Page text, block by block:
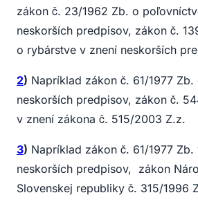
zákon č. 23/1962 Zb. o
neskorších predpisov, zákon č.
o rybárstve v znení neskorších
2) Napríklad zákon č. 61/1977
neskorších predpisov, zákon č.
v znení zákona č. 515/2003 Z.z.
3) Napríklad zákon č. 61/1977 Zb.
neskorších predpisov, zákon
Slovenskej republiky č. 315/1996